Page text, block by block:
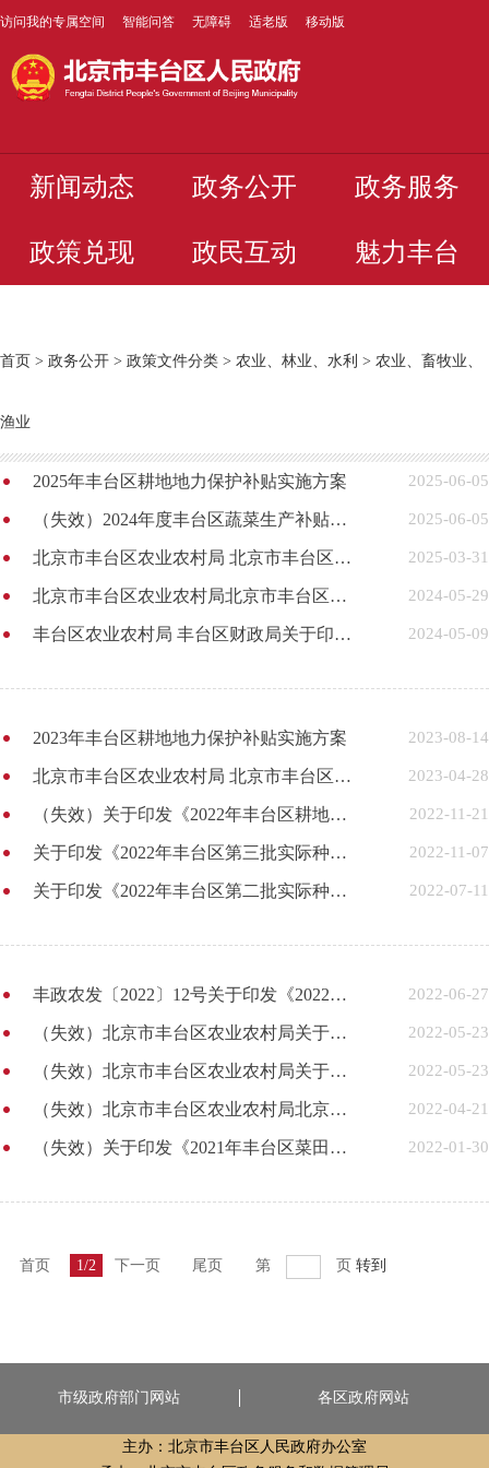
访问我的专属空间 智能问答 无障碍 适老版 移动版
新闻动态 政务公开 政务服务
政策兑现 政民互动 魅力丰台
首页 > 政务公开 > 政策文件分类 > 农业、林业、水利 > 农业、畜牧业、
渔业
2025年丰台区耕地地力保护补贴实施方案 2025-06-05
（失效）2024年度丰台区蔬菜生产补贴实施方案 2025-06-05
北京市丰台区农业农村局 北京市丰台区财政局关于印发《2024—2026年度丰台区农机购置与应用补贴实施方案》的通知 2025-03-31
北京市丰台区农业农村局北京市丰台区财政局关于印发《2023年丰台区蔬菜生产补贴实施方案》的通知 2024-05-29
丰台区农业农村局 丰台区财政局关于印发《2024年丰台区耕地地力保护补贴实施方案》的通知 2024-05-09
2023年丰台区耕地地力保护补贴实施方案 2023-08-14
北京市丰台区农业农村局 北京市丰台区财政局关于印发《2022年丰台区菜田补贴实施方案》的通知 2023-04-28
（失效）关于印发《2022年丰台区耕地地力保护补贴实施方案》的通知 2022-11-21
关于印发《2022年丰台区第三批实际种粮农民一次性补贴实施方案》的通知 2022-11-07
关于印发《2022年丰台区第二批实际种粮农民一次性补贴实施方案》的通知 2022-07-11
丰政农发〔2022〕12号关于印发《2022年新型农民培养工作方案》的通知 2022-06-27
（失效）北京市丰台区农业农村局关于印发《丰台区小麦一次性补贴实施方案》的通知 2022-05-23
（失效）北京市丰台区农业农村局关于印发《2022年丰台区实际种粮农民一次性补贴实施方案》的通知 2022-05-23
（失效）北京市丰台区农业农村局北京市丰台区财政局关于印发《2022年丰台区玉米良种更换工作实施方案》的通知 2022-04-21
（失效）关于印发《2021年丰台区菜田补贴实施方案》的通知 2022-01-30
首页 1/2 下一页 尾页 第 页 转到
市级政府部门网站 各区政府网站
主办：北京市丰台区人民政府办公室